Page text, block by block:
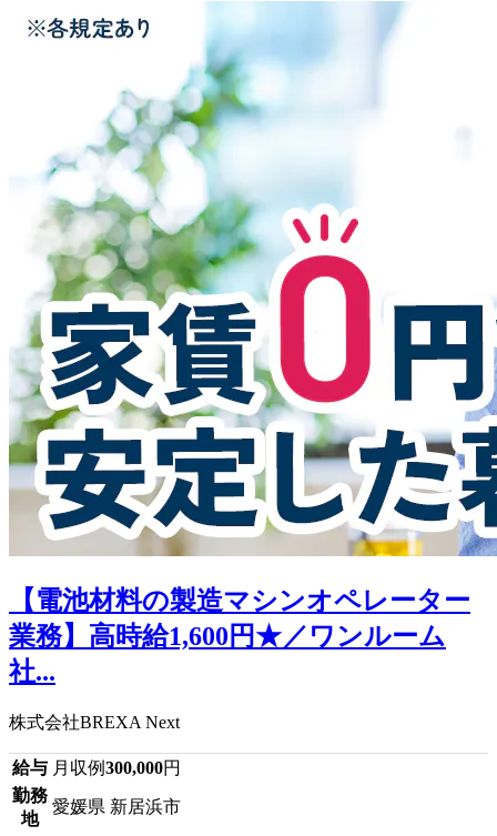
【電池材料の製造マシンオペレーター
業務】高時給1,600円★／ワンルーム
社...
株式会社BREXA Next
給与 月収例300,000円
勤務
地
愛媛県 新居浜市